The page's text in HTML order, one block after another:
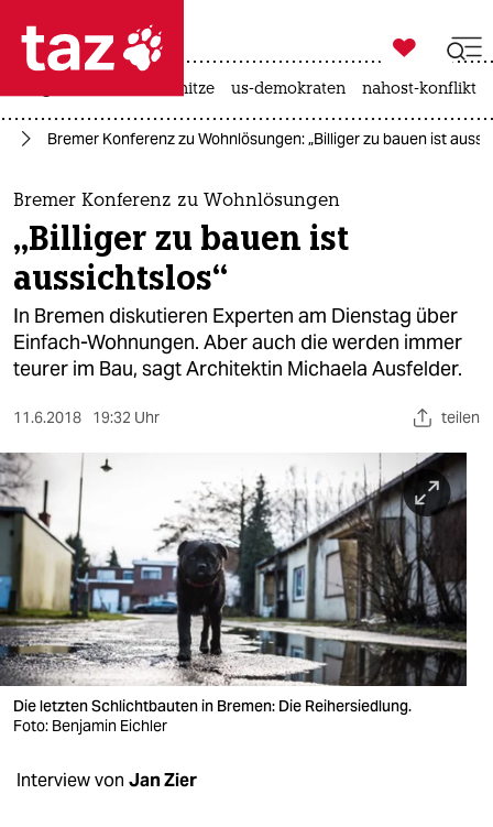
 taz zahl ich
taz zahl ich
themen
politik
öko
gesellschaft
sport
berlin
nord
wahrheit
verlag
verlag
veranstaltungen
shop

taz zahl ich
hitze us-demokraten nahost-konflikt
Bremer Konferenz zu Wohnlösungen: „Billiger zu bauen ist
Bremer Konferenz zu Wohnlösungen
„Billiger zu bauen ist
aussichtslos“
In Bremen diskutieren Experten am Dienstag über
Einfach-Wohnungen. Aber auch die werden immer
teurer im Bau, sagt Architektin Michaela Ausfelder.
11.6.2018 19:32 Uhr teilen
Die letzten Schlichtbauten in Bremen: Die Reihersiedlung.
Foto: Benjamin Eichler
Interview von Jan Zier